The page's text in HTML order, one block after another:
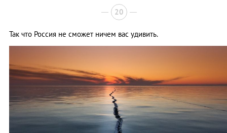
20
Так что Россия не сможет ничем вас удивить.